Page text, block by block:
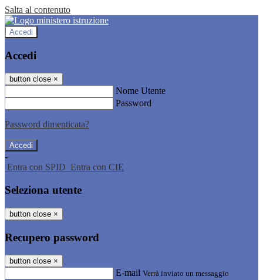
Salta al contenuto
Accedi
Accedi
button close ×
Nome Utente
Password
Password dimenticata?
-
Entra con SPID Entra con CIE
Seleziona utente
button close ×
Recupero password
button close ×
E-mail Verrà inviato un messaggio